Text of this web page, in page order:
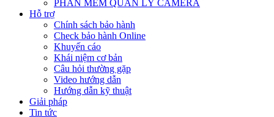
PHẦN MỀM QUẢN LÝ CAMERA
Hỗ trợ
Chính sách bảo hành
Check bảo hành Online
Khuyến cáo
Khái niệm cơ bản
Câu hỏi thường gặp
Video hướng dẫn
Hướng dẫn kỹ thuật
Giải pháp
Tin tức